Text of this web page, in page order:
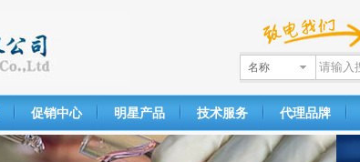
名称
促销中心 明星产品 技术服务 代理品牌